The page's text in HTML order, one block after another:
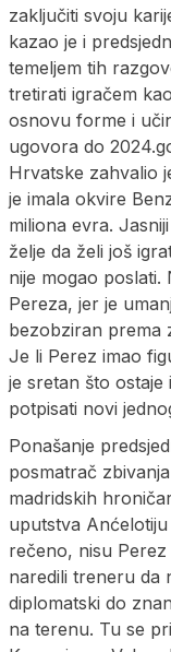
zaključiti svoju
kazao je i
temeljem tih
tretirati igračem
osnovu forme i
ugovora do
Hrvatske zahvalio
je imala okvire
miliona evra.
želje da želi još
nije mogao poslati.
Pereza, jer je
bezobziran prema
Je li Perez imao
je sretan što ostaje
potpisati novi
Ponašanje
posmatrač
madridskih
uputstva
rečeno, nisu
naredili treneru da
diplomatski do
na terenu. Tu se